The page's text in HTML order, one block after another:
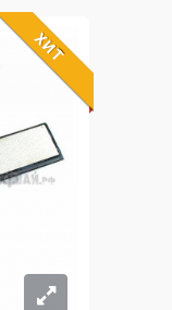
ХИТ